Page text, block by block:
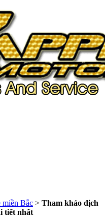
miền Bắc > Tham khảo dịch
tiết nhất